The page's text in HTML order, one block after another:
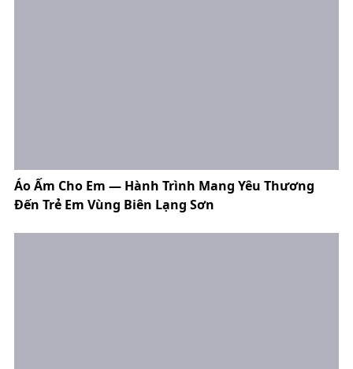
Áo Ấm Cho Em — Hành Trình Mang Yêu Thương
Đến Trẻ Em Vùng Biên Lạng Sơn